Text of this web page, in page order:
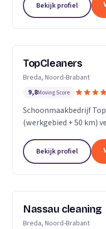
omgevingen....
Bekijk profiel
TopCleaners
Breda, Noord-Brabant
9,8Moving Score
Schoonmaakbedrijf
(werkgebied + 50 km)
enthousiaste en vak
leveren...
Bekijk profiel
Nassau cleaning
Breda, Noord-Brabant